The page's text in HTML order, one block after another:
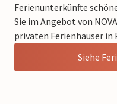
Ferienunterkünfte
Sie im Angebot von
privaten Ferienhäuser in
Siehe